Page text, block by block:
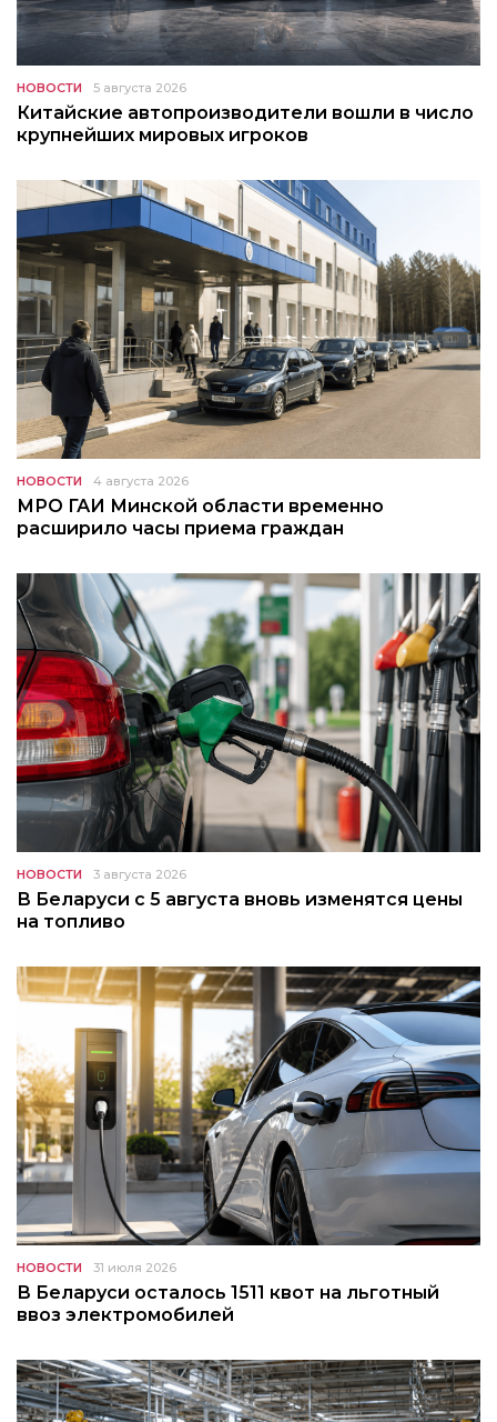
НОВОСТИ 5 августа 2026
Китайские автопроизводители вошли в число
крупнейших мировых игроков
НОВОСТИ 4 августа 2026
МРО ГАИ Минской области временно
расширило часы приема граждан
НОВОСТИ 3 августа 2026
В Беларуси с 5 августа вновь изменятся цены
на топливо
НОВОСТИ 31 июля 2026
В Беларуси осталось 1511 квот на льготный
ввоз электромобилей